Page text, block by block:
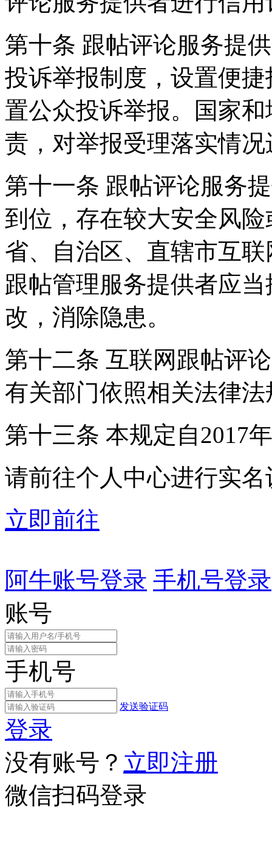
第十条 跟帖评论服务提
投诉举报制度，设置便
置公众投诉举报。国家
责，对举报受理落实情
第十一条 跟帖评论服务
到位，存在较大安全风
省、自治区、直辖市互
跟帖管理服务提供者应
改，消除隐患。
第十二条 互联网跟帖评
有关部门依照相关法律
第十三条 本规定自2017
请前往个人中心进行实名
立即前往
阿牛账号登录 手机号登录
账号
手机号
发送验证码
登录
没有账号？ 立即注册
微信扫码登录